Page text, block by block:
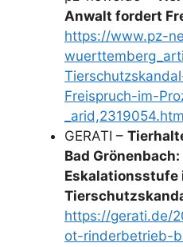
Anwalt fordert
https://www.pz-
Freispruch-im-
GERATI –
Bad Grönenbach:
Eskalationsstufe
https://gerati.de/
ot-rinderbetrieb-